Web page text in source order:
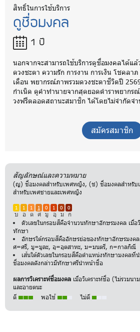
สิทธิ์ในการใช้บริการ
ดูชื่อมงคล
1 ปี
นอกจากจะสามารถใช้บริการดูชื่อมงคลได้แล้
ดวงชะตา ความรัก การงาน การเงิน โชคลา
เดือน พยากรณ์ภาพรวมดวงชะตาชีวิตปี
กำเนิด ดูคำทำนายจากสุดยอดตำราพยากร
วงฟรีตลอดสถานะสมาชิก ได้โดยไม่จำกัดจำ
สมัครสมาชิก
สัญลักษณ์และความหมาย
(ญ) ชื่อมงคลสำหรับเพศหญิง, (ช) ชื่อมงคลสำหรั
สำหรับเพศชายและเพศหญิง
1 1 1 1 0 1 0 0
บ อ ด ศ มู อุ ม ก
ตัวเลขในกรอบสีคือจำนวนทักษาอักษรมงคล เมื่อ
ทักษา
อักษรใต้กรอบสีคืออักษรย่อของทักษาอักษรมงค
ศ=ศรี, มู=มูละ, อุ=อุตสาหะ, ม=มนตรี, ก=กาลกิณี
เส้นใต้ตัวเลขในกรอบสีคือตำแหน่งทักษามงคลที่
ชื่อมงคลดังกล่าวมีทักษาศรีนำหน้าชื่อ
ผลการวิเคราะห์ชื่อมงคล เมื่อวิเคราะห์ชื่อ (ไม่รวมน
และอายตนะ
ดี
พอใช้ ไม่ดี